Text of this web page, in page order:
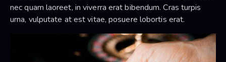
nec quam laoreet, in viverra erat bibendum. Cras turpis
urna, vulputate at est vitae, posuere lobortis erat.